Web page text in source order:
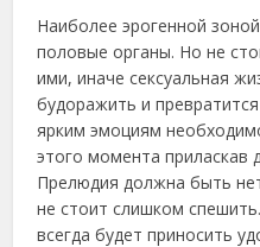
Наиболее эрогенной
половые органы. Но не
ими, иначе сексуальная
будоражить и
ярким эмоциям
этого момента приласкав
Прелюдия должна быть
не стоит слишком
всегда будет приносить